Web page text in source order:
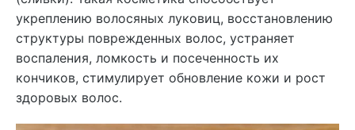
укреплению волосяных луковиц, восстановлению
структуры поврежденных волос, устраняет
воспаления, ломкость и посеченность их
кончиков, стимулирует обновление кожи и рост
здоровых волос.